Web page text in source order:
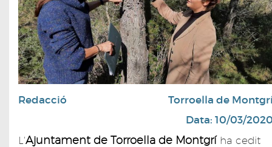
Redacció
Torroella de
Data: 10/03/
L'Ajuntament de Torroella de Montgríha cedit